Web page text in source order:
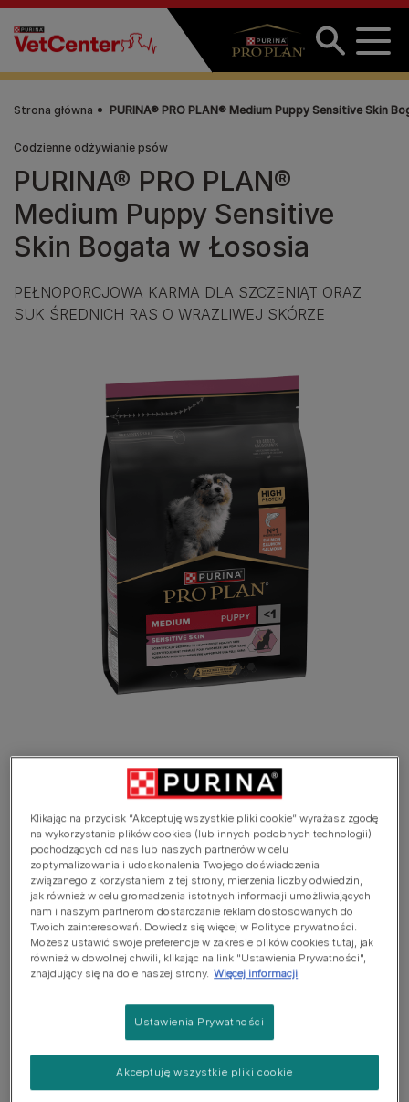
Przejdź do treści
Strona główna PURINA® PRO PLAN® Medium Puppy Sensitive Skin
Codzienne odżywianie psów
PURINA® PRO PLAN®
Medium Puppy Sensitive
Skin Bogata w Łososia
PEŁNOPORCJOWA KARMA DLA SZCZENIĄT ORAZ
SUK ŚREDNICH RAS O WRAŻLIWEJ SKÓRZE
Naukowo opracowana, aby wspierać
zdrową skórę i błyszczącą sierść
Wyselekcjonowane źródła białka
Wybrane źródła białka dla wrażliwych
psów, formuła niezawierająca
pszenicy*
którym przetwarzane jest ziarno
Wspomaga zdrowie stawów
Kombinacja kluczowych składników
Klikając na przycisk “Akceptuję wszystkie pliki cookie” wyrażasz zgodę
na wykorzystanie plików cookies (lub innych podobnych technologii)
pochodzących od nas lub naszych partnerów w celu
zoptymalizowania i udoskonalenia Twojego doświadczenia
związanego z korzystaniem z tej strony, mierzenia liczby odwiedzin,
jak również w celu gromadzenia istotnych informacji umożliwiających
nam i naszym partnerom dostarczanie reklam dostosowanych do
Twoich zainteresowań. Dowiedz się więcej w Polityce prywatności.
Możesz ustawić swoje preferencje w zakresie plików cookies tutaj, jak
również w dowolnej chwili, klikając na link "Ustawienia Prywatności",
znajdujący się na dole naszej strony. Więcej informacji
Ustawienia Prywatności
Akceptuję wszystkie pliki cookie